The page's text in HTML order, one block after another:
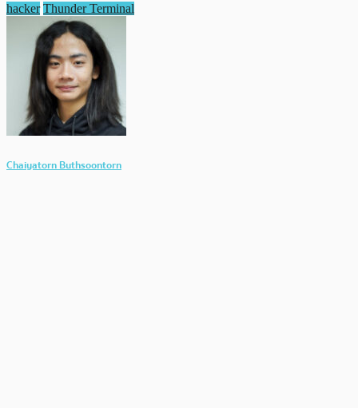
hacker Thunder Terminal
Chaiyatorn Buthsoontorn